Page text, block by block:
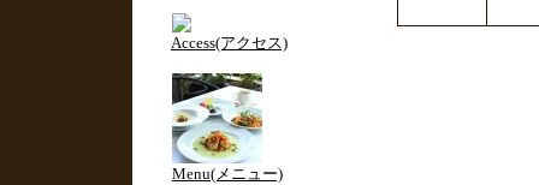
Access(アクセス)
Menu(メニュー)